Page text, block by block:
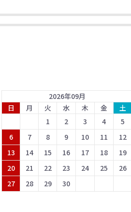
2026年09月
日
月 火 水 木 金
土
1
2 3 4
5
6
7 8 9 10 11
12
13
14 15 16 17 18
19
20
21 22 23 24 25
26
27
28 29 30